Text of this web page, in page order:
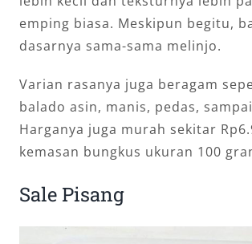
emping biasa. Meskipun begitu,
dasarnya sama-sama melinjo.
Varian rasanya juga beragam
balado asin, manis, pedas,
Harganya juga murah sekitar
kemasan bungkus ukuran 100
Sale Pisang